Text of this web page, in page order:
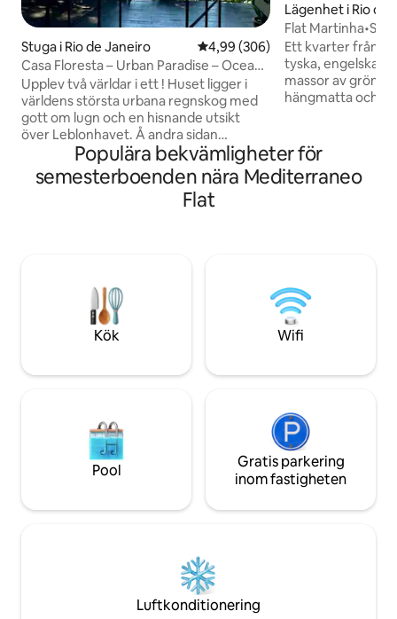
Stuga i Rio de Janeiro 4,99 av 5 i genomsnittligt
4,99 (306)
Casa Floresta – Urban Paradise – Ocean
View
Upplev två världar i ett ! Huset ligger i
världens största urbana regnskog med
gott om lugn och en hisnande utsikt
över Leblonhavet. Å andra sidan
kommer du att vara 2 km från asfalten
och 20 minuter med bil från Leblon
beach. Stadsfullmäktige Vill du ha lugn
och natur ? Stanna hemma. Vill du bege
för att få tillgång till fastigheten. Jag kan
Lägenhet i Rio de
Flat
i Barra
Ett kvarter från
tyska, engelska och
massor av
hängmatta och
och kassaskåp. Ägarlägenhet med
uppvärmd pool,
livsmedelsbutik och
Populära bekvämligheter för
semesterboenden nära Mediterraneo
Flat
Kök Wifi
Pool
Gratis parkering
inom fastigheten
Luftkonditionering